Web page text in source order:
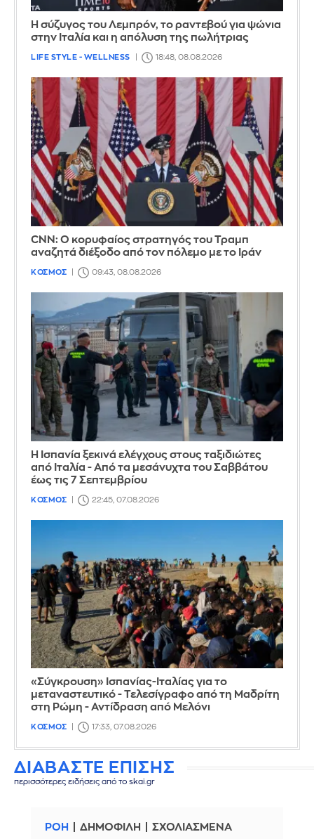
Η σύζυγος του Λεμπρόν, το ραντεβού για ψώνια
στην Ιταλία και η απόλυση της πωλήτριας
LIFE STYLE - WELLNESS 18:48, 08.08.2026
CNN: Ο κορυφαίος στρατηγός του Τραμπ
αναζητά διέξοδο από τον πόλεμο με το Ιράν
ΚΟΣΜΟΣ 09:43, 08.08.2026
Η Ισπανία ξεκινά ελέγχους στους ταξιδιώτες
από Ιταλία - Από τα μεσάνυχτα του Σαββάτου
έως τις 7 Σεπτεμβρίου
ΚΟΣΜΟΣ 22:45, 07.08.2026
«Σύγκρουση» Ισπανίας-Ιταλίας για το
μεταναστευτικό - Τελεσίγραφο από τη Μαδρίτη
στη Ρώμη - Αντίδραση από Μελόνι
ΚΟΣΜΟΣ 17:33, 07.08.2026
ΔΙΑΒΑΣΤΕ ΕΠΙΣΗΣ
περισσότερες ειδήσεις από το skai.gr
ΡΟΗ ΔΗΜΟΦΙΛΗ ΣΧΟΛΙΑΣΜΕΝΑ